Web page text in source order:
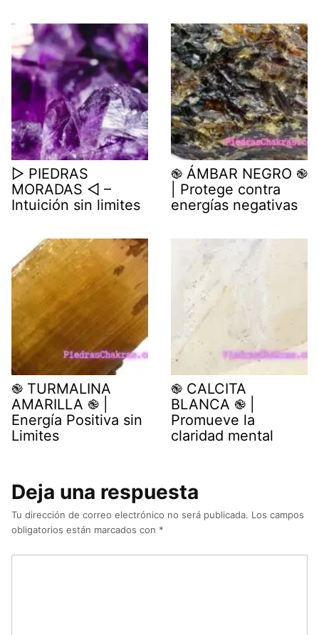
▷ PIEDRAS
MORADAS ◁ –
Intuición sin limites
֎ ÁMBAR NEGRO ֎
| Protege contra
energías negativas
֎ TURMALINA
AMARILLA ֎ |
Energía Positiva sin
Limites
֎ CALCITA
BLANCA ֎ |
Promueve la
claridad mental
Deja una respuesta
Tu dirección de correo electrónico no será publicada. Los campos
obligatorios están marcados con *